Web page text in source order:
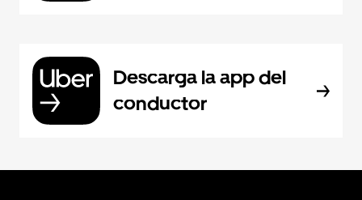
Descarga la app del
conductor